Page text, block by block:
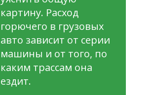
картину. Расход
горючего в грузовых
авто зависит от серии
машины и от того, по
каким трассам она
ездит.